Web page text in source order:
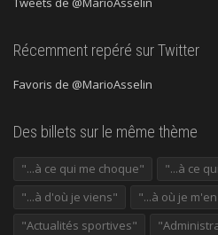
Récemment repéré sur Twitter
Favoris de @MarioAsselin
Des billets sur le même thème
"...à ce qui me choque"
"...à ce
"...à d'où je viens"
"...à où je
"Actualités sportives"